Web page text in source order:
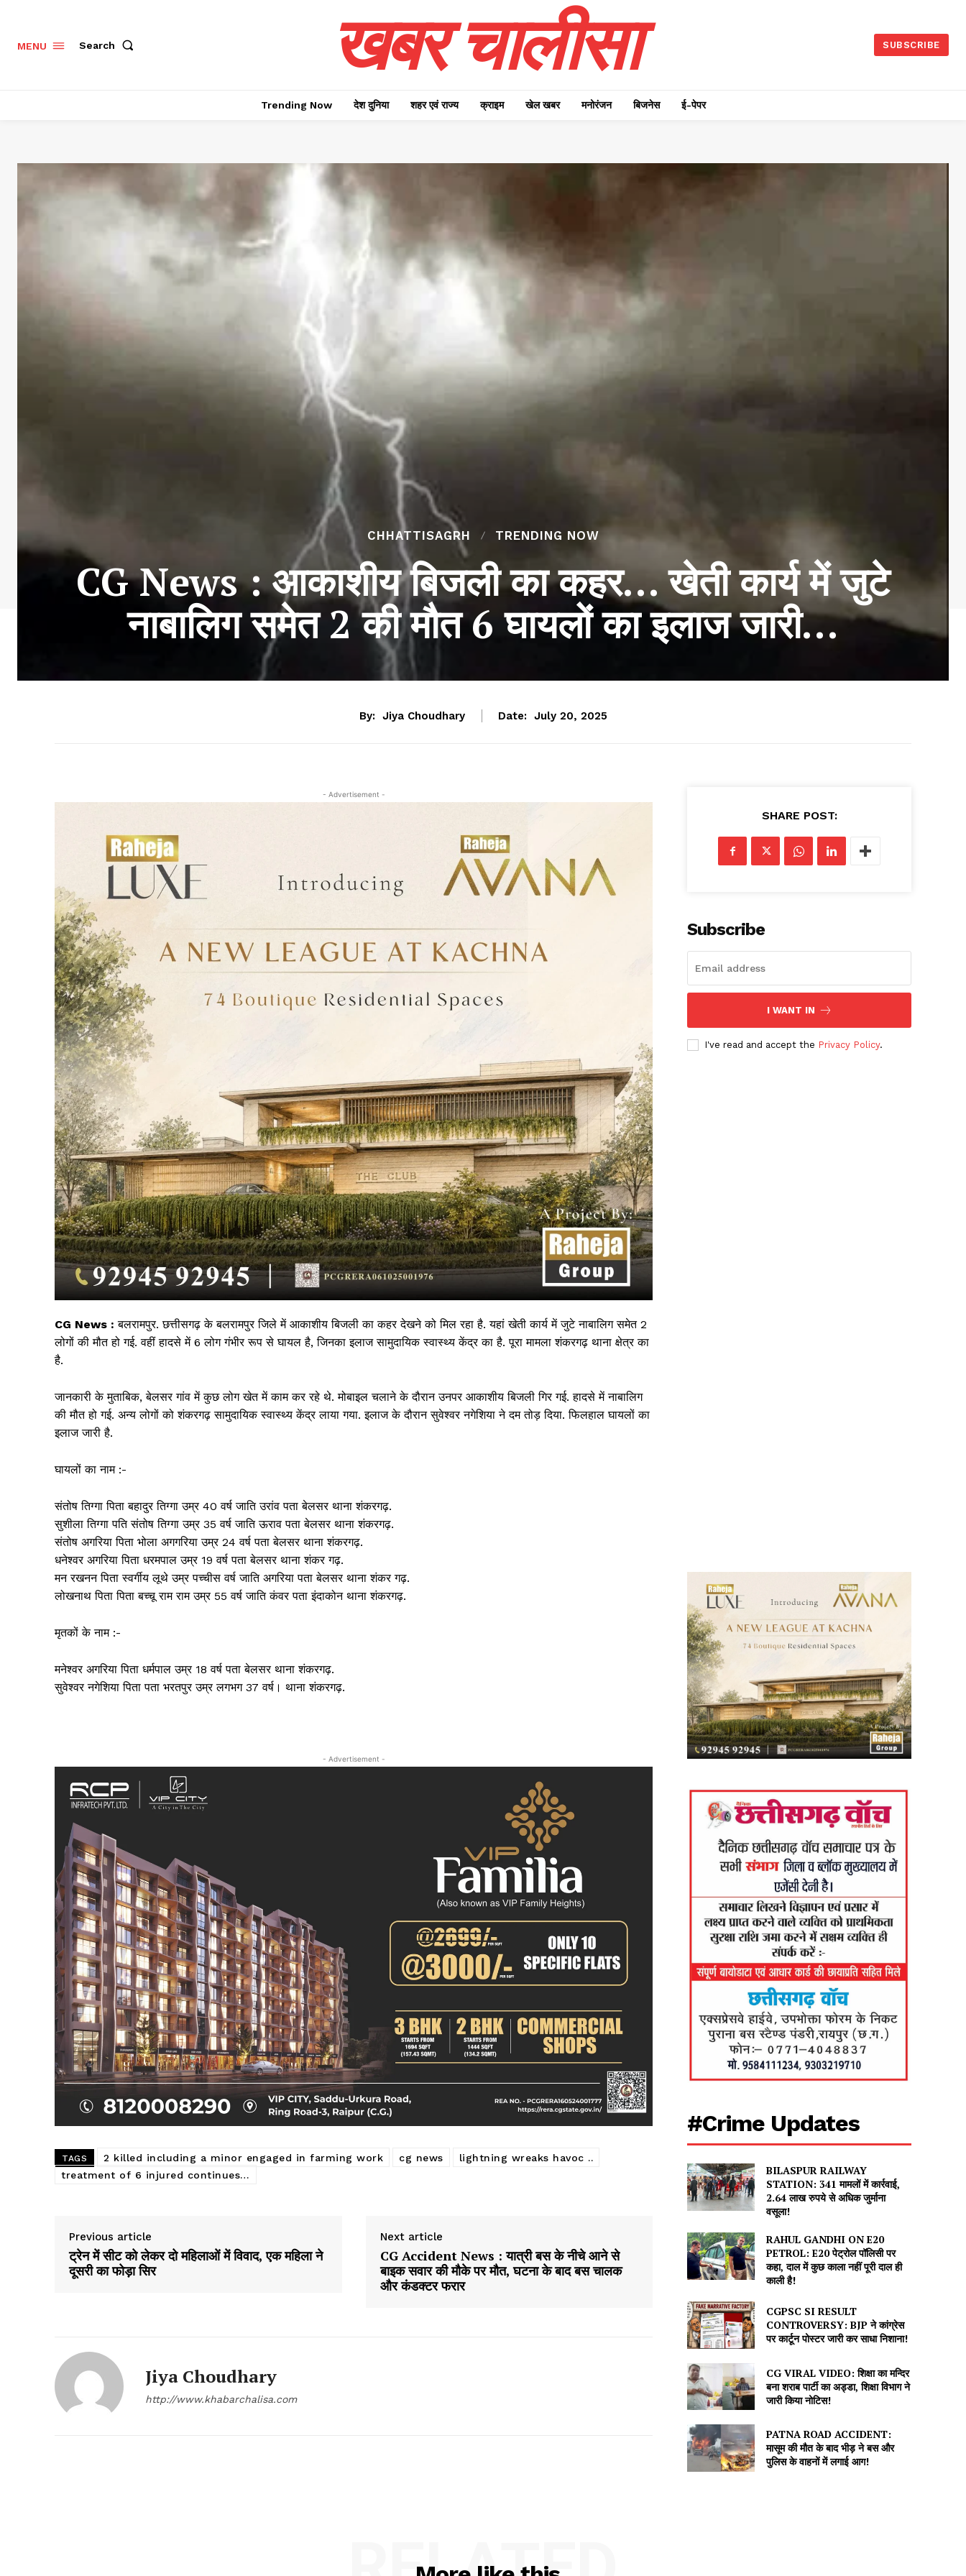
MENU Search खबर चालीसा SUBSCRIBE
Trending Now देश दुनिया शहर एवं राज्य क्राइम खेल खबर मनोरंजन बिजनेस ई-पेपर
CHHATTISAGRH TRENDING NOW
CG News : आकाशीय बिजली का कहर… खेती कार्य में जुटे
नाबालिग समेत 2 की मौत 6 घायलों का इलाज जारी…
By: Jiya Choudhary Date: July 20, 2025
- Advertisement -
CG News : बलरामपुर. छत्तीसगढ़ के बलरामपुर जिले में आकाशीय बिजली का कहर देखने को मिल रहा है. यहां खेती कार्य में जुटे नाबालिग समेत 2
लोगों की मौत हो गई. वहीं हादसे में 6 लोग गंभीर रूप से घायल है, जिनका इलाज सामुदायिक स्वास्थ्य केंद्र का है. पूरा मामला शंकरगढ़ थाना क्षेत्र का
है.
जानकारी के मुताबिक, बेलसर गांव में कुछ लोग खेत में काम कर रहे थे. मोबाइल चलाने के दौरान उनपर आकाशीय बिजली गिर गई. हादसे में नाबालिग
की मौत हो गई. अन्य लोगों को शंकरगढ़ सामुदायिक स्वास्थ्य केंद्र लाया गया. इलाज के दौरान सुवेश्वर नगेशिया ने दम तोड़ दिया. फिलहाल घायलों का
इलाज जारी है.
घायलों का नाम :-
संतोष तिग्गा पिता बहादुर तिग्गा उम्र 40 वर्ष जाति उरांव पता बेलसर थाना शंकरगढ़.
सुशीला तिग्गा पति संतोष तिग्गा उम्र 35 वर्ष जाति ऊराव पता बेलसर थाना शंकरगढ़.
संतोष अगरिया पिता भोला अगगरिया उम्र 24 वर्ष पता बेलसर थाना शंकरगढ़.
धनेश्वर अगरिया पिता धरमपाल उम्र 19 वर्ष पता बेलसर थाना शंकर गढ़.
मन रखनन पिता स्वर्गीय लूथे उम्र पच्चीस वर्ष जाति अगरिया पता बेलसर थाना शंकर गढ़.
लोखनाथ पिता पिता बच्चू राम राम उम्र 55 वर्ष जाति कंवर पता इंदाकोन थाना शंकरगढ़.
मृतकों के नाम :-
मनेश्वर अगरिया पिता धर्मपाल उम्र 18 वर्ष पता बेलसर थाना शंकरगढ़.
सुवेश्वर नगेशिया पिता पता भरतपुर उम्र लगभग 37 वर्ष। थाना शंकरगढ़.
- Advertisement -
TAGS 2 killed including a minor engaged in farming work cg news
lightning wreaks havoc ..
treatment of 6 injured continues…
Previous article
ट्रेन में सीट को लेकर दो महिलाओं में विवाद, एक महिला ने
दूसरी का फोड़ा सिर
Next article
CG Accident News : यात्री बस के नीचे आने से
बाइक सवार की मौके पर मौत, घटना के बाद बस चालक
और कंडक्टर फरार
Jiya Choudhary
http://www.khabarchalisa.com
SHARE POST:
Subscribe
I WANT IN
I've read and accept the Privacy Policy.
#Crime Updates
BILASPUR RAILWAY
STATION: 341 मामलों में कार्रवाई,
2.64 लाख रुपये से अधिक जुर्माना
वसूला!
RAHUL GANDHI ON E20
PETROL: E20 पेट्रोल पॉलिसी पर
कहा, दाल में कुछ काला नहीं पूरी दाल ही
काली है!
CGPSC SI RESULT
CONTROVERSY: BJP ने कांग्रेस
पर कार्टून पोस्टर जारी कर साधा निशाना!
CG VIRAL VIDEO: शिक्षा का मन्दिर
बना शराब पार्टी का अड्डा, शिक्षा विभाग ने
जारी किया नोटिस!
PATNA ROAD ACCIDENT:
मासूम की मौत के बाद भीड़ ने बस और
पुलिस के वाहनों में लगाई आग!